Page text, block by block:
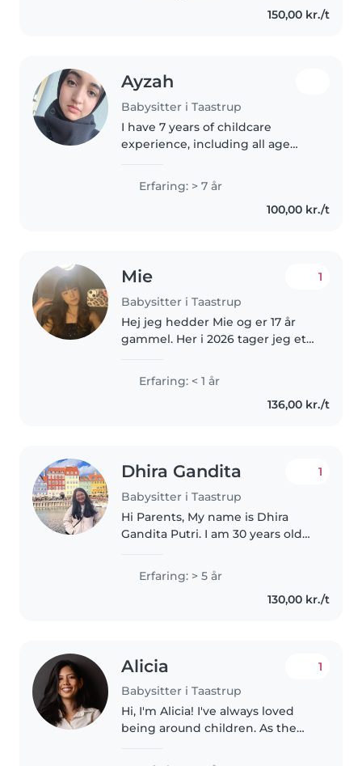
150,00 kr./t
Ayzah
Babysitter i Taastrup
I have 7 years of childcare
experience, including all age
teenagers. I am first aid certified,
fluent in Danish, English, and
Urdu, and love creative activities..
Erfaring: > 7 år
100,00 kr./t
Mie
Babysitter i Taastrup
1
Hej jeg hedder Mie og er 17 år
gammel. Her i 2026 tager jeg et
jeg starter på en online
pædagog uddanelse. Jeg er en
åben og glad person som altid..
Erfaring: < 1 år
136,00 kr./t
Dhira Gandita
Babysitter i Taastrup
1
Hi Parents, My name is Dhira
Gandita Putri. I am 30 years old
moving to Denmark, I lived in
Hamburg for four years due to
my husband's job. I have..
Erfaring: > 5 år
130,00 kr./t
Alicia
Babysitter i Taastrup
1
Hi, I'm Alicia! I've always loved
being around children. As the
looking after my little brother